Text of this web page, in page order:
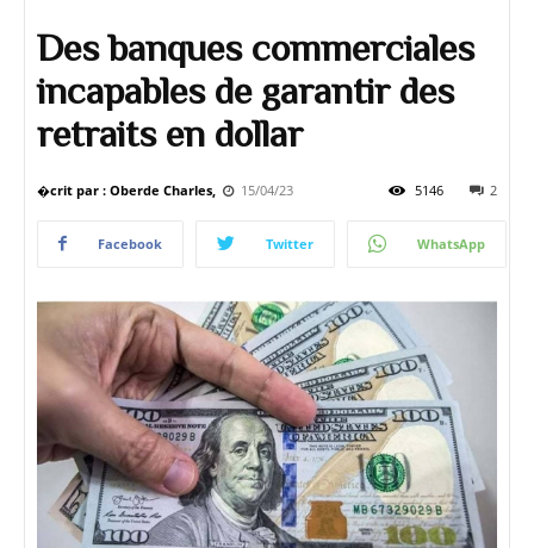
Des banques commerciales
incapables de garantir des
retraits en dollar
�crit par : Oberde Charles, 15/04/23 2
5146
Facebook Twitter WhatsApp